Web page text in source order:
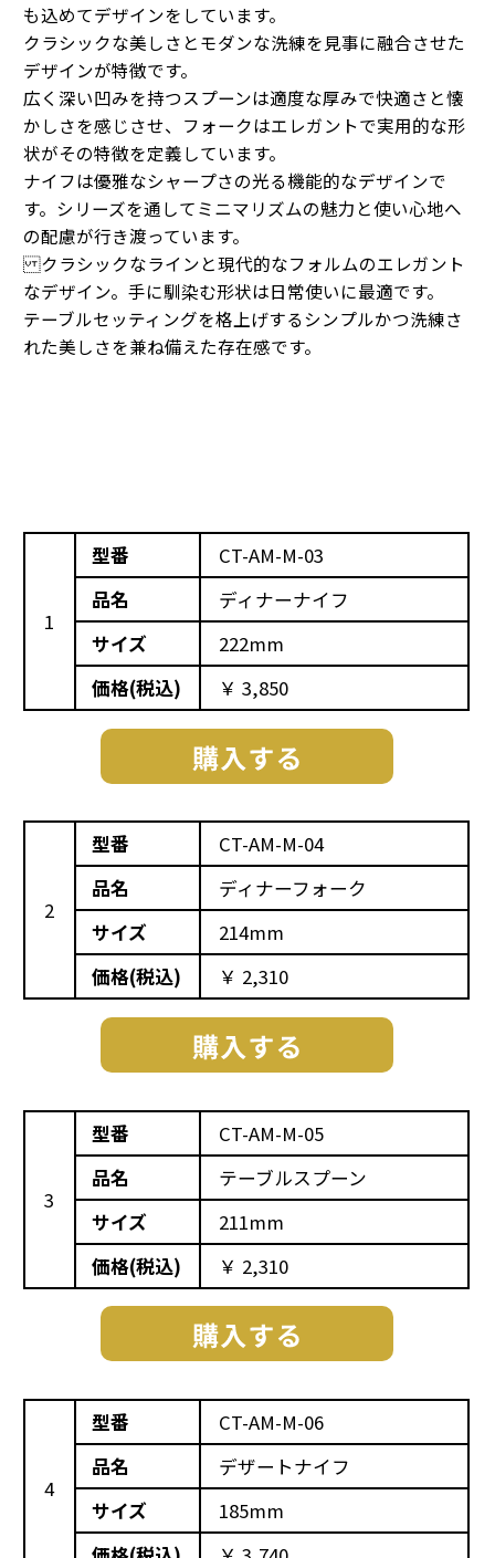
も込めてデザインをしています。
クラシックな美しさとモダンな洗練を見事に融合させた
デザインが特徴です。
広く深い凹みを持つスプーンは適度な厚みで快適さと懐
かしさを感じさせ、フォークはエレガントで実用的な形
状がその特徴を定義しています。
ナイフは優雅なシャープさの光る機能的なデザインで
す。シリーズを通してミニマリズムの魅力と使い心地へ
の配慮が行き渡っています。
クラシックなラインと現代的なフォルムのエレガント
なデザイン。手に馴染む形状は日常使いに最適です。
テーブルセッティングを格上げするシンプルかつ洗練さ
れた美しさを兼ね備えた存在感です。
1
型番
CT-AM-M-03
品名
ディナーナイフ
サイズ
222mm
価格(税込)
￥ 3,850
2
型番
CT-AM-M-04
品名
ディナーフォーク
サイズ
214mm
価格(税込)
￥ 2,310
3
型番
CT-AM-M-05
品名
テーブルスプーン
サイズ
211mm
価格(税込)
￥ 2,310
4
型番
CT-AM-M-06
品名
デザートナイフ
サイズ
185mm